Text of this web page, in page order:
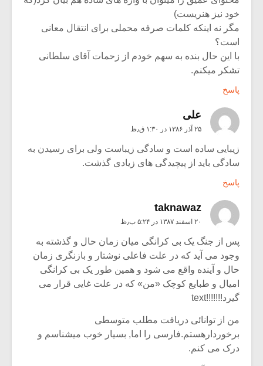
خود نیز هنریست)
مگر نه اینکه کلمات صرفه محملی برای انتقال معانی
است؟
با این حال بنده به سهم خودم از زحمات آقای سلطانی
تشکر میکنم.
پاسخ
علی
۲۵ آذر ۱۳۸۶ در ۱:۳۰ ق٫ظ
زیبایی ساده است و سادگی زیباست ولی برای رسیدن به
سادگی باید از پیچیدگی های زیادی گذشت.
پاسخ
taknawaz
۲۰ اسفند ۱۳۸۷ در ۵:۲۴ ب٫ظ
پس از جنگ یک بی کرانگی میان زمان حال و گذشته به
وجود می آید که در علت فاعلی نوشتار و بازنگری زمان
حال و آینده واقع می شود و همین طور یک بی کرانگی
امیال و طبایع کوچک «من» که در علت غایی قرار می
گیرد!!!!!!!text
من از توانائی دریافت مطلب متوسطی
برخوردارهستم.فارسی را اما, بسیار خوب میشناسم و
درک می کنم.